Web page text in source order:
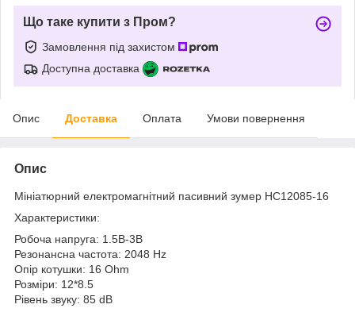
Що таке купити з Пром?
Замовлення під захистом
Доступна доставка
Опис Доставка Оплата Умови повернення
Опис
Мініатюрний електромагнітний пасивний зумер HC12085-16
Характеристики:
Робоча напруга: 1.5В-3В
Резонансна частота: 2048 Hz
Опір котушки: 16 Ohm
Розміри: 12*8.5
Рівень звуку: 85 dB